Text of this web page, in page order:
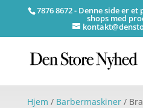
7876 8672 - Denne side er
shops med
Hjem / Barbermaskiner/